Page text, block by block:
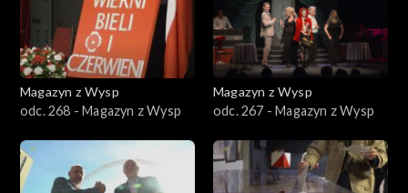
Magazyn z Wysp
odc. 268 - Magazyn z Wysp
Magazyn z Wysp
odc. 267 - Magazyn z Wysp